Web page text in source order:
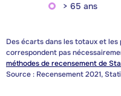
> 65 ans
Des écarts dans les totaux et
correspondent pas
méthodes de recensement de
Source : Recensement 2021,